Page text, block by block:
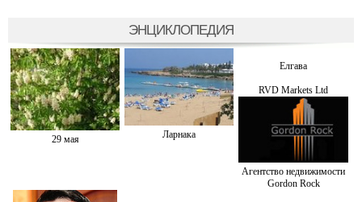
ЭНЦИКЛОПЕДИЯ
29 мая Ларнака
Елгава
RVD Markets Ltd
Агентство недвижимости
Gordon Rock